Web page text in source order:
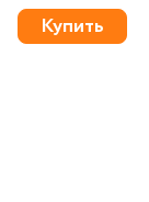
Купить